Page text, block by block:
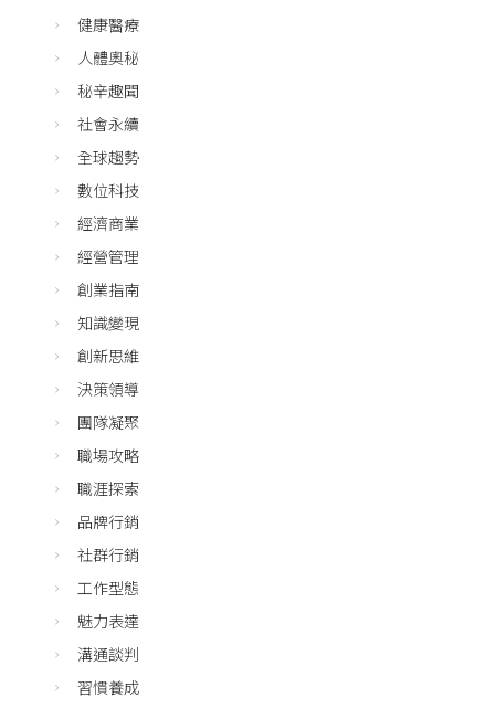
健康醫療
人體奧秘
秘辛趣聞
社會永續
全球趨勢
數位科技
經濟商業
經營管理
創業指南
知識變現
創新思維
決策領導
團隊凝聚
職場攻略
職涯探索
品牌行銷
社群行銷
工作型態
魅力表達
溝通談判
習慣養成